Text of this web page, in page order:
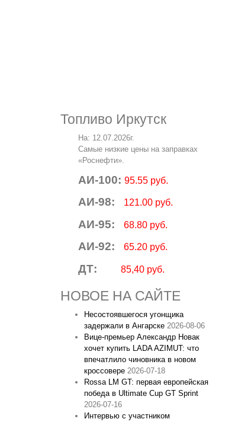
Топливо Иркутск
На: 12.07.2026г.
Самые низкие цены на заправках
«Роснефти».
АИ-100: 95.55 руб.
АИ-98: 121.00 руб.
АИ-95: 68.80 руб.
АИ-92: 65.20 руб.
ДТ: 85,40 руб.
НОВОЕ НА САЙТЕ
Несостоявшегося угонщика
задержали в Ангарске 2026-08-06
Вице‑премьер Александр Новак
хочет купить LADA AZIMUT: что
впечатлило чиновника в новом
кроссовере 2026-07-18
Rossa LM GT: первая европейская
победа в Ultimate Cup GT Sprint
2026-07-16
Интервью с участником